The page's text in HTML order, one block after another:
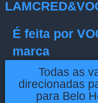
É feita por
marca
Todas as
direcionadas
para Belo